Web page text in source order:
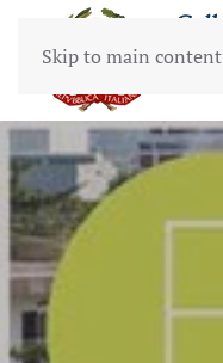
Skip to main content